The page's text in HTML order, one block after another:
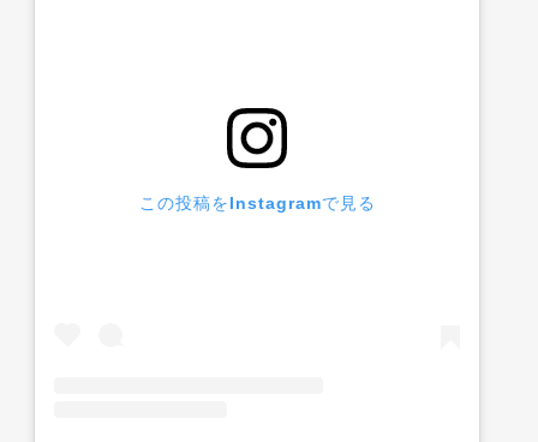
この投稿をInstagramで見る